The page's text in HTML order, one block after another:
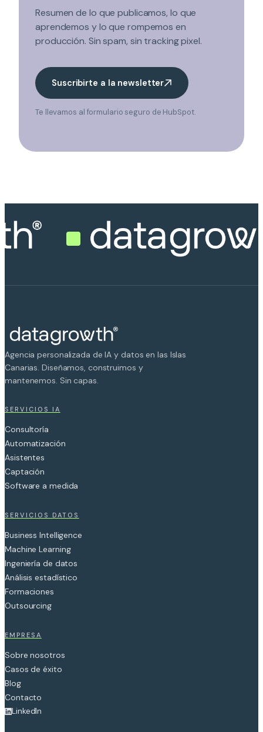
Resumen de lo que publicamos, lo que
aprendemos y lo que rompemos en
producción. Sin spam, sin tracking pixel.
Suscribirte a la newsletter
Te llevamos al formulario seguro de HubSpot.
Agencia personalizada de IA y datos en las Islas
Canarias. Diseñamos, construimos y
mantenemos. Sin capas.
SERVICIOS IA
Consultoría
Automatización
Asistentes
Captación
Software a medida
SERVICIOS DATOS
Business Intelligence
Machine Learning
Ingeniería de datos
Análisis estadístico
Formaciones
Outsourcing
EMPRESA
Sobre nosotros
Casos de éxito
Blog
Contacto
LinkedIn